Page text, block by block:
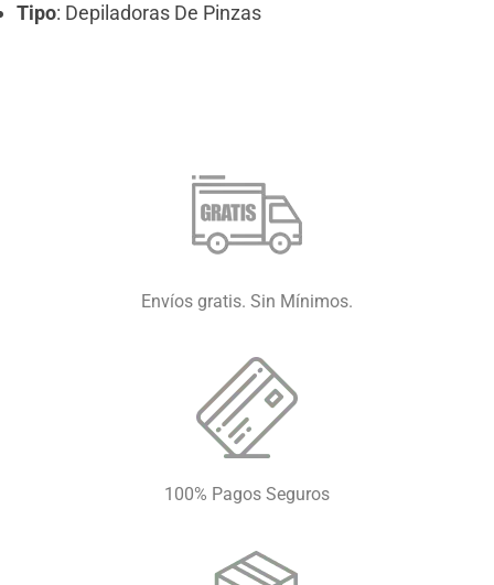
Tipo: Depiladoras De Pinzas
Envíos gratis. Sin Mínimos.
100% Pagos Seguros